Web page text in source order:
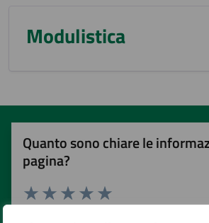
Modulistica
Quanto sono chiare le
pagina?
Valuta 5 stelle su 5
Valuta 4 stelle su 5
Valuta 3 stelle su 5
Valuta 2 stelle su 5
Valuta 1 stelle su 5